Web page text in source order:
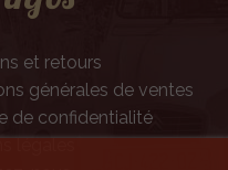
et retours
générales de ventes
de confidentialité